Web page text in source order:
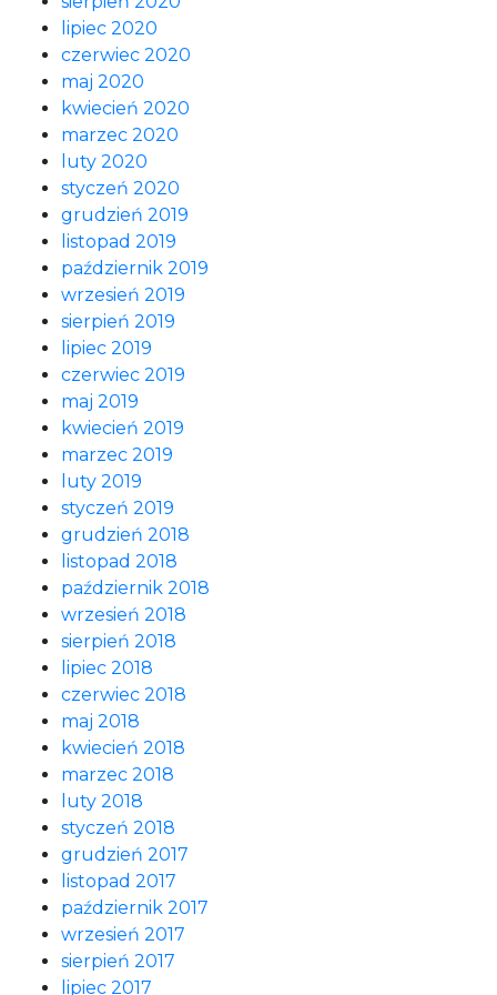
lipiec 2020
czerwiec 2020
maj 2020
kwiecień 2020
marzec 2020
luty 2020
styczeń 2020
grudzień 2019
listopad 2019
październik 2019
wrzesień 2019
sierpień 2019
lipiec 2019
czerwiec 2019
maj 2019
kwiecień 2019
marzec 2019
luty 2019
styczeń 2019
grudzień 2018
listopad 2018
październik 2018
wrzesień 2018
sierpień 2018
lipiec 2018
czerwiec 2018
maj 2018
kwiecień 2018
marzec 2018
luty 2018
styczeń 2018
grudzień 2017
listopad 2017
październik 2017
wrzesień 2017
sierpień 2017
lipiec 2017